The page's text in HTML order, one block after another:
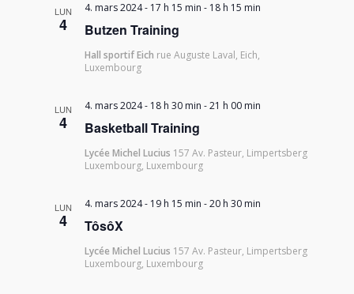
LUN
4 Butzen Training
4. mars 2024 - 17 h 15 min - 18 h 15 min
Hall sportif Eich rue Auguste Laval, Eich,
Luxembourg
LUN
4 Basketball Training
4. mars 2024 - 18 h 30 min -21 h 00 min
Lycée Michel Lucius 157 Av. Pasteur, Limpertsberg
Luxembourg, Luxembourg
LUN
4 TôsôX
4. mars 2024 - 19 h 15 min -20 h 30 min
Lycée Michel Lucius 157 Av. Pasteur, Limpertsberg
Luxembourg, Luxembourg